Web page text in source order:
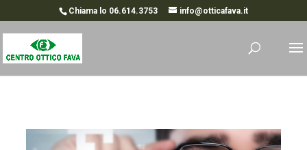
Chiama lo 06.614.3753 info@otticafava.it